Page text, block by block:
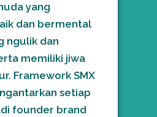
yang
dan bermental
ngulik dan
memiliki jiwa
Framework SMX
setiap
founder brand